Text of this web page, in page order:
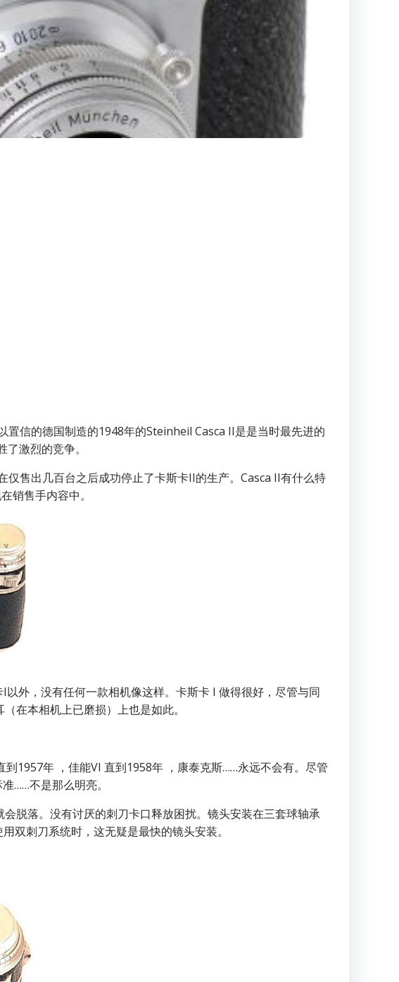
信的德国制造的1948年的Steinheil Casca II是是当时最先进的
激烈的竞争。
售出几百台之后成功停止了卡斯卡II的生产。Casca II有什么特
销售手内容中。
外，没有任何一款相机像这样。卡斯卡 I 做得很好，尽管与同
在本相机上已磨损）上也是如此。
1957年 ，佳能VI 直到1958年 ，康泰克斯……永远不会有。尽管
……不是那么明亮。
脱落。没有讨厌的刺刀卡口释放困扰。镜头安装在三套球轴承
刺刀系统时，这无疑是最快的镜头安装。